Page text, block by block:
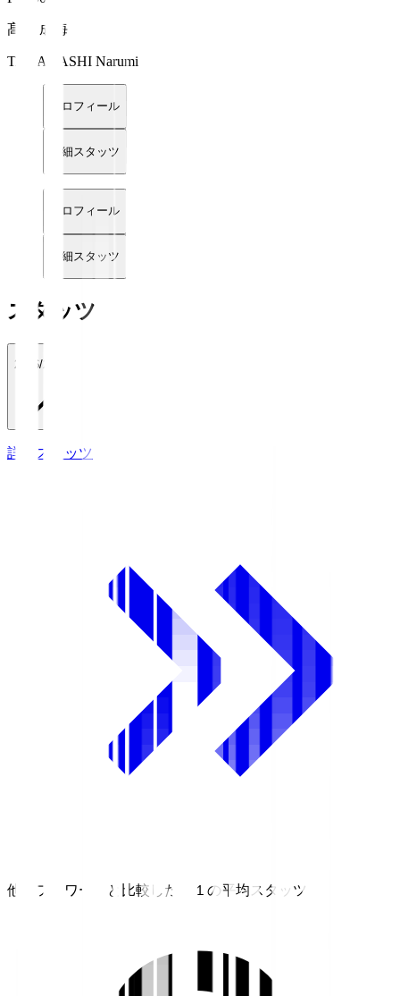
髙橋 成海
TAKAHASHI Narumi
プロフィール
詳細スタッツ
プロフィール
詳細スタッツ
スタッツ
2026/27
詳細スタッツ
他のフォワードと比較したＪ１の平均スタッツ